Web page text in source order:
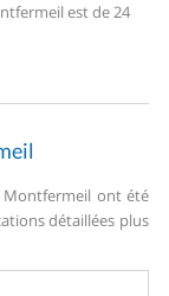
est de 24
Montfermeil ont été
détaillées plus